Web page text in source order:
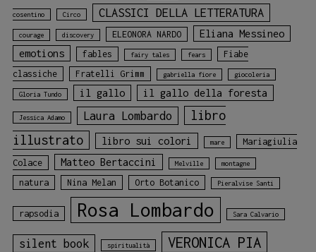
cosentino Circo CLASSICI DELLA LETTERATURA
courage discovery ELEONORA NARDO
Eliana Messineo
emotions
fables fairy tales fears
Fiabe
classiche
Fratelli Grimm gabriella fiore giocoleria
Gloria Tundo il gallo il gallo della foresta
Jessica Adamo Laura Lombardo
libro
illustrato
libro sui colori mare
Mariagiulia
Colace
Matteo Bertaccini Melville montagne
natura Nina Melan Orto Botanico Pieralvise Santi
rapsodia Rosa Lombardo Sara Calvario
silent book spiritualità VERONICA PIA